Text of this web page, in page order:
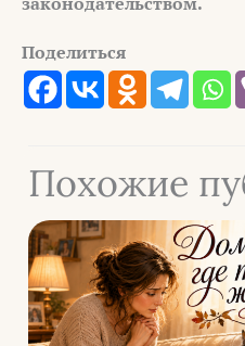
Поделиться
Похожие